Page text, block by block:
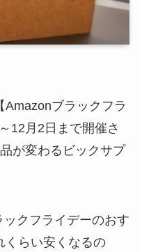
ブラックフラ
12月2日まで開催さ
が変わるビックサプ
クフライデーのおす
くらい安くなるの